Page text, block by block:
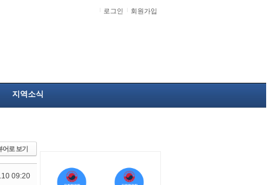
로그인 회원가입
지역소식
어로 보기
09:20